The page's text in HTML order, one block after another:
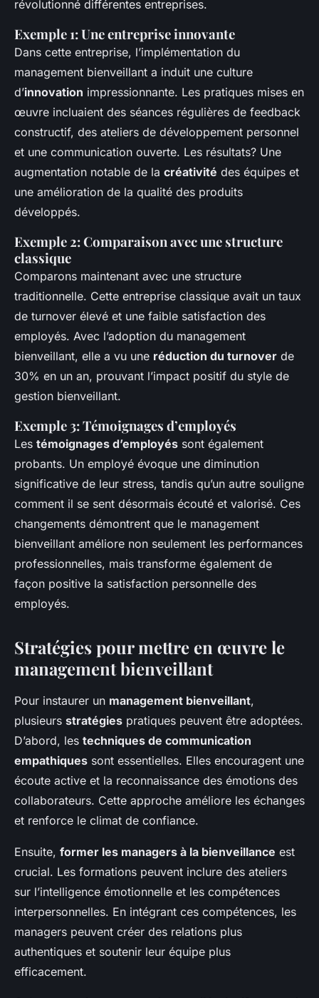
révolutionné différentes entreprises.
Exemple 1: Une entreprise innovante
Dans cette entreprise, l’implémentation du
management bienveillant a induit une culture
d’innovation impressionnante. Les pratiques mises en
œuvre incluaient des séances régulières de feedback
constructif, des ateliers de développement personnel
et une communication ouverte. Les résultats? Une
augmentation notable de la créativité des équipes et
une amélioration de la qualité des produits
développés.
Exemple 2: Comparaison avec une structure
classique
Comparons maintenant avec une structure
traditionnelle. Cette entreprise classique avait un taux
de turnover élevé et une faible satisfaction des
employés. Avec l’adoption du management
bienveillant, elle a vu une réduction du turnover de
30% en un an, prouvant l’impact positif du style de
gestion bienveillant.
Exemple 3: Témoignages d’employés
Les témoignages d’employés sont également
probants. Un employé évoque une diminution
significative de leur stress, tandis qu’un autre souligne
comment il se sent désormais écouté et valorisé. Ces
changements démontrent que le management
bienveillant améliore non seulement les performances
professionnelles, mais transforme également de
façon positive la satisfaction personnelle des
employés.
Stratégies pour mettre en œuvre le
management bienveillant
Pour instaurer un management bienveillant,
plusieurs stratégies pratiques peuvent être adoptées.
D’abord, les techniques de communication
empathiques sont essentielles. Elles encouragent une
écoute active et la reconnaissance des émotions des
collaborateurs. Cette approche améliore les échanges
et renforce le climat de confiance.
Ensuite, former les managers à la bienveillance est
crucial. Les formations peuvent inclure des ateliers
sur l’intelligence émotionnelle et les compétences
interpersonnelles. En intégrant ces compétences, les
managers peuvent créer des relations plus
authentiques et soutenir leur équipe plus
efficacement.